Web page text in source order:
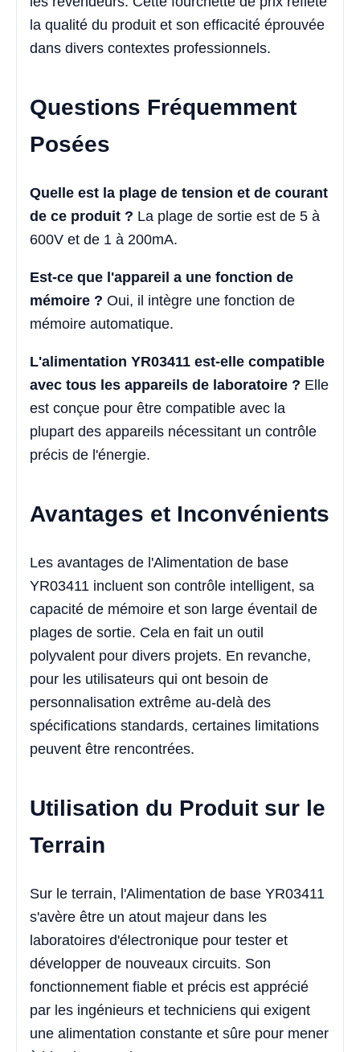
la qualité du produit et son efficacité éprouvée
dans divers contextes professionnels.
Questions Fréquemment
Posées
Quelle est la plage de tension et de courant
de ce produit ? La plage de sortie est de 5 à
600V et de 1 à 200mA.
Est-ce que l'appareil a une fonction de
mémoire ? Oui, il intègre une fonction de
mémoire automatique.
L'alimentation YR03411 est-elle compatible
avec tous les appareils de laboratoire ? Elle
est conçue pour être compatible avec la
plupart des appareils nécessitant un contrôle
précis de l'énergie.
Avantages et Inconvénients
Les avantages de l'Alimentation de base
YR03411 incluent son contrôle intelligent, sa
capacité de mémoire et son large éventail de
plages de sortie. Cela en fait un outil
polyvalent pour divers projets. En revanche,
pour les utilisateurs qui ont besoin de
personnalisation extrême au-delà des
spécifications standards, certaines limitations
peuvent être rencontrées.
Utilisation du Produit sur le
Terrain
Sur le terrain, l'Alimentation de base YR03411
s'avère être un atout majeur dans les
laboratoires d'électronique pour tester et
développer de nouveaux circuits. Son
fonctionnement fiable et précis est apprécié
par les ingénieurs et techniciens qui exigent
une alimentation constante et sûre pour mener